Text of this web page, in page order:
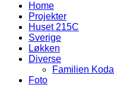
Home
Projekter
Huset 215C
Sverige
Løkken
Diverse
Familien Kodal
Foto